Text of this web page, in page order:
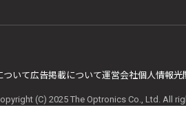
ついて広告掲載について運営会社個人情報光
(C) 2025 The Optronics Co., Ltd. All